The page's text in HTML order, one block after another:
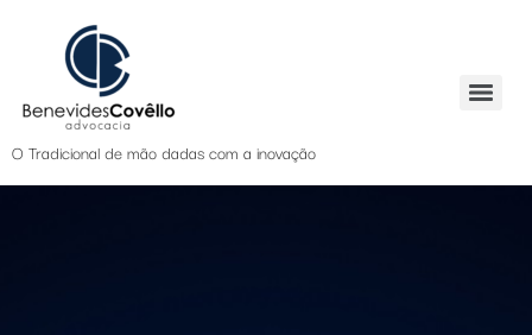
O Tradicional de mão dadas com a inovação